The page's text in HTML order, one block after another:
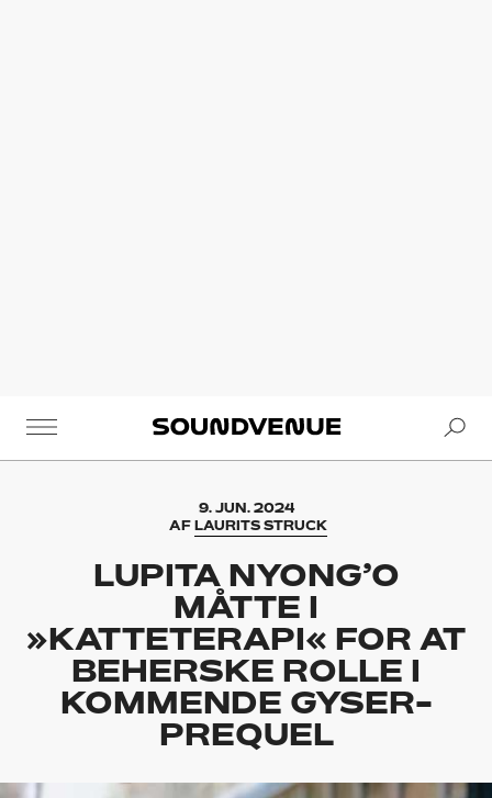
Soundvenue
9. JUN. 2024
AFLAURITS STRUCK
LUPITA NYONG’O
MÅTTE I
»KATTETERAPI« FOR AT
BEHERSKE ROLLE I
KOMMENDE GYSER-
PREQUEL